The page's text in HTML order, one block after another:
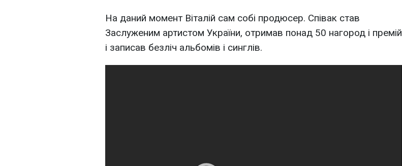
На даний момент Віталій сам собі продюсер. Співак став
Заслуженим артистом України, отримав понад 50 нагород і премій
і записав безліч альбомів і синглів.